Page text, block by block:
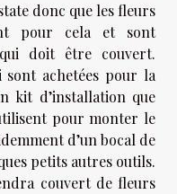
donc que les fleurs
pour cela et sont
doit être couvert.
sont achetées pour la
kit d’installation que
pour monter le
d’un bocal de
petits autres outils.
couvert de fleurs